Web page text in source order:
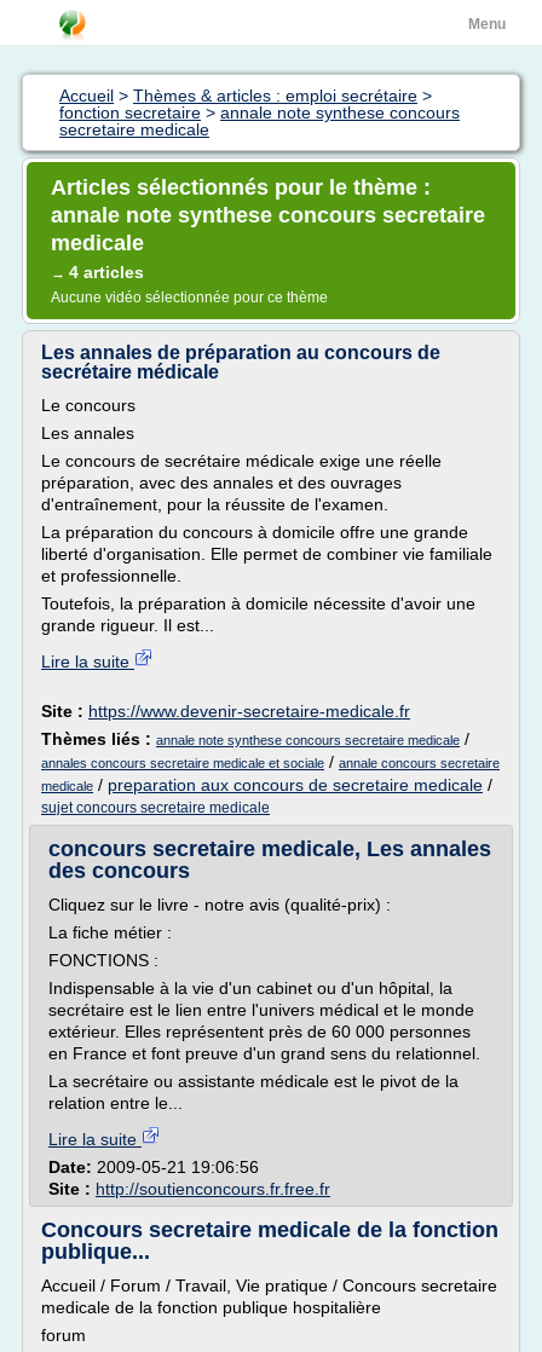
Menu
Accueil > Thèmes & articles : emploi secrétaire >
fonction secretaire > annale note synthese concours
secretaire medicale
Articles sélectionnés pour le thème :
annale note synthese concours secretaire
medicale
→ 4 articles
Aucune vidéo sélectionnée pour ce thème
Les annales de préparation au concours de
secrétaire médicale
Le concours
Les annales
Le concours de secrétaire médicale exige une réelle
préparation, avec des annales et des ouvrages
d'entraînement, pour la réussite de l'examen.
La préparation du concours à domicile offre une grande
liberté d'organisation. Elle permet de combiner vie familiale
et professionnelle.
Toutefois, la préparation à domicile nécessite d'avoir une
grande rigueur. Il est...
Lire la suite
Site : https://www.devenir-secretaire-medicale.fr
Thèmes liés : annale note synthese concours secretaire medicale /
annales concours secretaire medicale et sociale / annale concours secretaire
medicale / preparation aux concours de secretaire medicale /
sujet concours secretaire medicale
concours secretaire medicale, Les annales
des concours
Cliquez sur le livre - notre avis (qualité-prix) :
La fiche métier :
FONCTIONS :
Indispensable à la vie d'un cabinet ou d'un hôpital, la
secrétaire est le lien entre l'univers médical et le monde
extérieur. Elles représentent près de 60 000 personnes
en France et font preuve d'un grand sens du relationnel.
La secrétaire ou assistante médicale est le pivot de la
relation entre le...
Lire la suite
Date: 2009-05-21 19:06:56
Site : http://soutienconcours.fr.free.fr
Concours secretaire medicale de la fonction
publique...
Accueil / Forum / Travail, Vie pratique / Concours secretaire
medicale de la fonction publique hospitalière
forum